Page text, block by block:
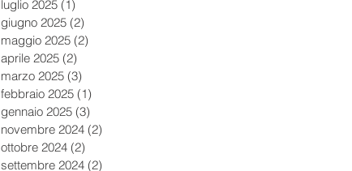
luglio 2025 (1)
giugno 2025 (2)
maggio 2025 (2)
aprile 2025 (2)
marzo 2025 (3)
febbraio 2025 (1)
gennaio 2025 (3)
novembre 2024 (2)
ottobre 2024 (2)
settembre 2024 (2)